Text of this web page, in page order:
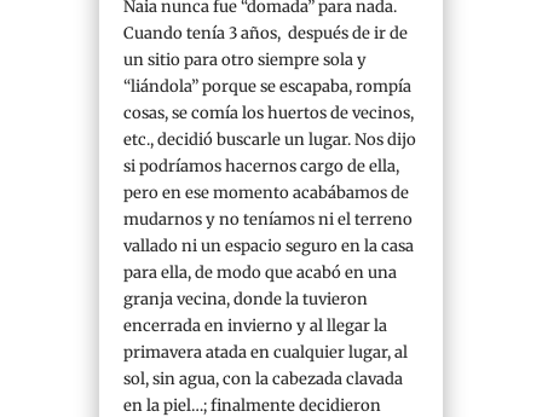
Naia nunca fue “domada” para nada.
Cuando tenía 3 años, después de ir de
un sitio para otro siempre sola y
“liándola” porque se escapaba, rompía
cosas, se comía los huertos de vecinos,
etc., decidió buscarle un lugar. Nos dijo
si podríamos hacernos cargo de ella,
pero en ese momento acabábamos de
mudarnos y no teníamos ni el terreno
vallado ni un espacio seguro en la casa
para ella, de modo que acabó en una
granja vecina, donde la tuvieron
encerrada en invierno y al llegar la
primavera atada en cualquier lugar, al
sol, sin agua, con la cabezada clavada
en la piel…; finalmente decidieron